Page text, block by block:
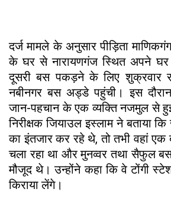
दर्ज मामले के अनुसार पीड़िता
के घर से नारायणगंज स्थित अपने
दूसरी बस पकड़ने के लिए शुक्रवार
नबीनगर बस अड्डे पहुंची। इस
जान-पहचान के एक व्यक्ति नजमुल से
निरीक्षक जियाउल इस्लाम ने बताया
का इंतजार कर रहे थे, तो तभी वहां
चला रहा था और मुनव्वर तथा सैफुल
मौजूद थे। उन्होंने कहा कि वे टोंगी
किराया लेंगे।